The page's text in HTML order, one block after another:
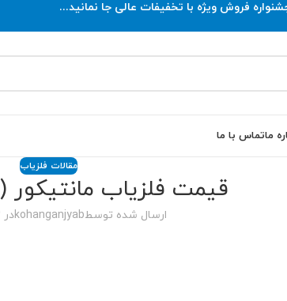
فروش ویژه با تخفیفات عالی جا نمانید...
ماتماس با ما
مقالات فلزیاب
قیمت فلزیاب مانتیکور (MANTICORE)
ارسال شده توسطkohanganjyabدر 1403-08-06